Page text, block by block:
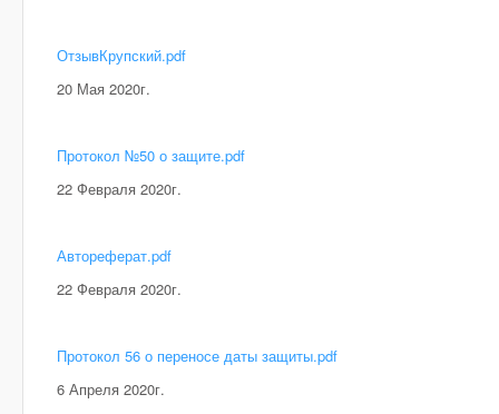
ОтзывКрупский.pdf
20 Мая 2020г.
Протокол №50 о защите.pdf
22 Февраля 2020г.
Автореферат.pdf
22 Февраля 2020г.
Протокол 56 о переносе даты защиты.pdf
6 Апреля 2020г.